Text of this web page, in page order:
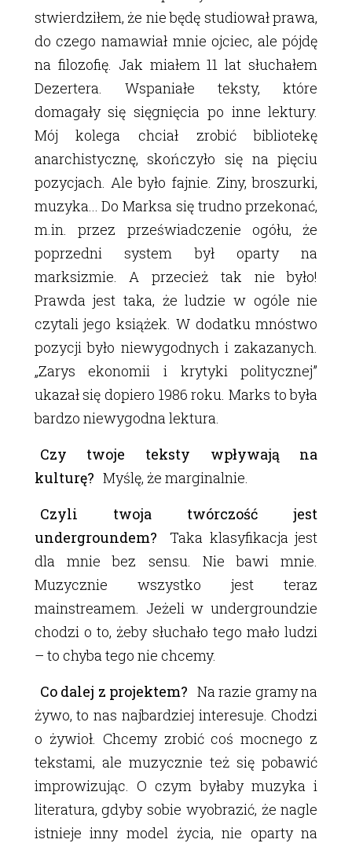
stwierdziłem, że nie będę studiował prawa,
do czego namawiał mnie ojciec, ale pójdę
na filozofię. Jak miałem 11 lat słuchałem
Dezertera. Wspaniałe teksty, które
domagały się sięgnięcia po inne lektury.
Mój kolega chciał zrobić bibliotekę
anarchistycznę, skończyło się na pięciu
pozycjach. Ale było fajnie. Ziny, broszurki,
muzyka... Do Marksa się trudno przekonać,
m.in. przez przeświadczenie ogółu, że
poprzedni system był oparty na
marksizmie. A przecież tak nie było!
Prawda jest taka, że ludzie w ogóle nie
czytali jego książek. W dodatku mnóstwo
pozycji było niewygodnych i zakazanych.
„Zarys ekonomii i krytyki politycznej”
ukazał się dopiero 1986 roku. Marks to była
bardzo niewygodna lektura.
Czy twoje teksty wpływają na
kulturę? Myślę, że marginalnie.
Czyli twoja twórczość jest
undergroundem?
Taka klasyfikacja jest
dla mnie bez sensu. Nie bawi mnie.
Muzycznie wszystko jest teraz
mainstreamem. Jeżeli w undergroundzie
chodzi o to, żeby słuchało tego mało ludzi
– to chyba tego nie chcemy.
Co dalej z projektem? Na razie gramy na
żywo, to nas najbardziej interesuje. Chodzi
o żywioł. Chcemy zrobić coś mocnego z
tekstami, ale muzycznie też się pobawić
improwizując. O czym byłaby muzyka i
literatura, gdyby sobie wyobrazić, że nagle
istnieje inny model życia, nie oparty na